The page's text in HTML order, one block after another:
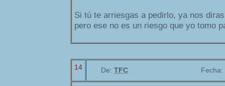
Si tú te arriesgas a pedirlo, ya nos
pero ese no es un riesgo que yo tomo
14 De: TFC Fecha: